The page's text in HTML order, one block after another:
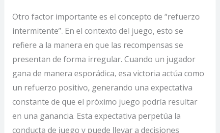
Otro factor importante es el concepto de “refuerzo
intermitente”. En el contexto del juego, esto se
refiere a la manera en que las recompensas se
presentan de forma irregular. Cuando un jugador
gana de manera esporádica, esa victoria actúa como
un refuerzo positivo, generando una expectativa
constante de que el próximo juego podría resultar
en una ganancia. Esta expectativa perpetúa la
conducta de juego y puede llevar a decisiones